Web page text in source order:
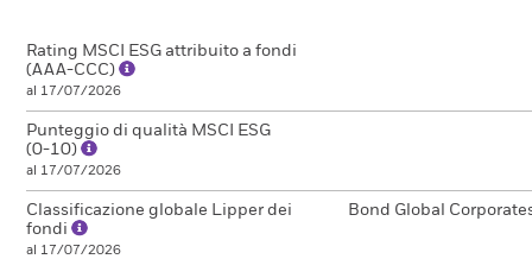
Rating MSCI ESG attribuito a fondi
(AAA-CCC)
al 17/07/2026
Punteggio di qualità MSCI ESG
(0-10)
al 17/07/2026
Classificazione globale Lipper dei
fondi
al 17/07/2026
Bond Global